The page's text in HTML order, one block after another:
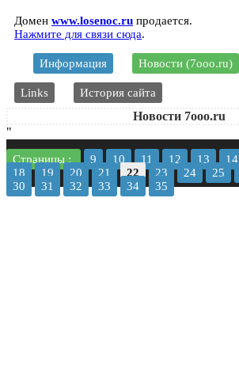
Домен www.losenoc.ru продается.
Нажмите для связи сюда.
Информация Новости (7ooo.ru)
Links История сайта
Новости 7ooo.ru
"
Страницы : 9 10 11 12 13 14
18
19 20 21 22 23 24 25
30
31 32 33 34 35